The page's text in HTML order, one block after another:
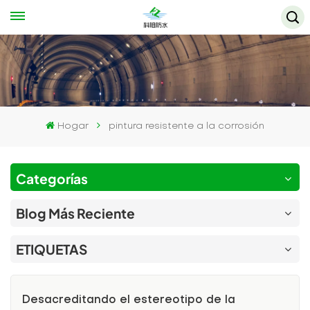
Hogar pintura resistente a la corrosión
Categorías
Blog Más Reciente
ETIQUETAS
Desacreditando el estereotipo de la